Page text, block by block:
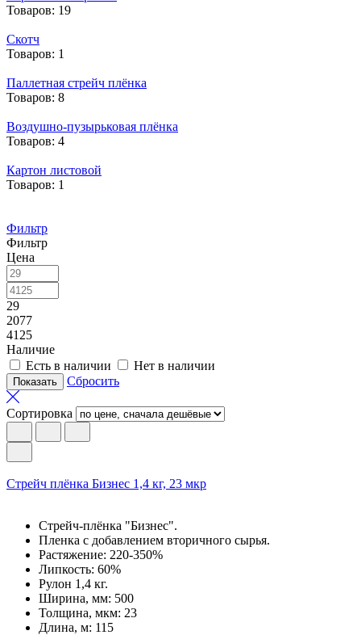
Товаров: 19
Скотч
Товаров: 1
Паллетная стрейч плёнка
Товаров: 8
Воздушно-пузырьковая плёнка
Товаров: 4
Картон листовой
Товаров: 1
Фильтр
Фильтр
Цена
29
2077
4125
Наличие
Есть в наличии
Нет в наличии
Сбросить
Сортировка
Cтрейч плёнка Бизнес 1,4 кг, 23 мкр
Стрейч-плёнка "Бизнес".
Пленка с добавлением вторичного сырья.
Растяжение: 220-350%
Липкость: 60%
Рулон 1,4 кг.
Ширина, мм: 500
Толщина, мкм: 23
Длина, м: 115